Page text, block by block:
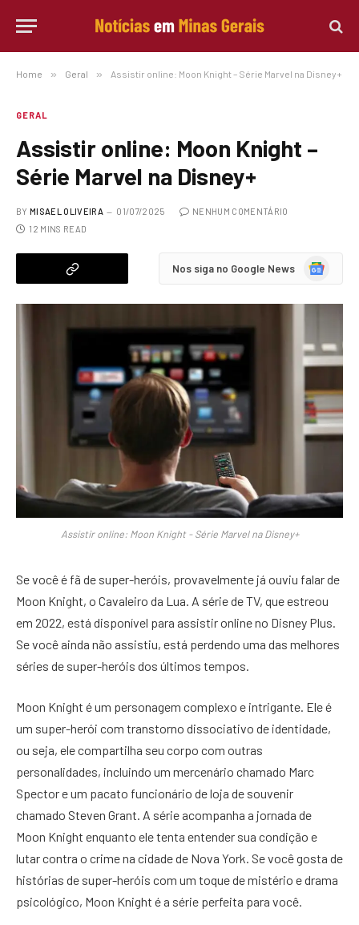
Home » Geral » Assistir online: Moon Knight – Série Marvel na Disney+
GERAL
Assistir online: Moon Knight –
Série Marvel na Disney+
BY MISAEL OLIVEIRA 01/07/2025
NENHUM COMENTÁRIO
12 MINS READ
Nos siga no Google News
Google
Assistir online: Moon Knight - Série Marvel na Disney+
Se você é fã de super-heróis, provavelmente já ouviu falar de
Moon Knight, o Cavaleiro da Lua. A série de TV, que estreou
em 2022, está disponível para assistir online no Disney Plus.
Se você ainda não assistiu, está perdendo uma das melhores
séries de super-heróis dos últimos tempos.
Moon Knight é um personagem complexo e intrigante. Ele é
um super-herói com transtorno dissociativo de identidade,
ou seja, ele compartilha seu corpo com outras
personalidades, incluindo um mercenário chamado Marc
Spector e um pacato funcionário de loja de souvenir
chamado Steven Grant. A série acompanha a jornada de
Moon Knight enquanto ele tenta entender sua condição e
lutar contra o crime na cidade de Nova York. Se você gosta de
histórias de super-heróis com um toque de mistério e drama
psicológico, Moon Knight é a série perfeita para você.